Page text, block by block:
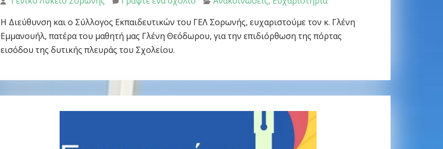
Η Διεύθυνση και ο Σύλλογος Εκπαιδευτικών του ΓΕΛ Σορωνής, ευχαριστούμε τον κ. Γλένη
Εμμανουήλ, πατέρα του μαθητή μας Γλένη Θεόδωρου, για την επιδιόρθωση της πόρτας
εισόδου της δυτικής πλευράς του Σχολείου.